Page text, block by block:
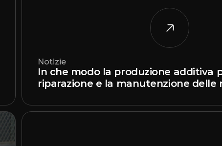
Notizie
In che modo la produzione additiva
riparazione e la manutenzione delle